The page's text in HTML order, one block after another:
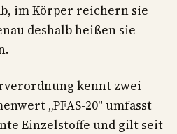
im Körper reichern sie
deshalb heißen sie
kennt zwei
„PFAS-20" umfasst
Einzelstoffe und gilt seit